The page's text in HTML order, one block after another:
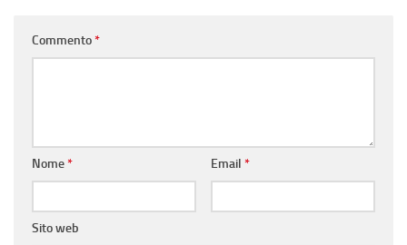
Commento*
Nome* Email *
Sito web